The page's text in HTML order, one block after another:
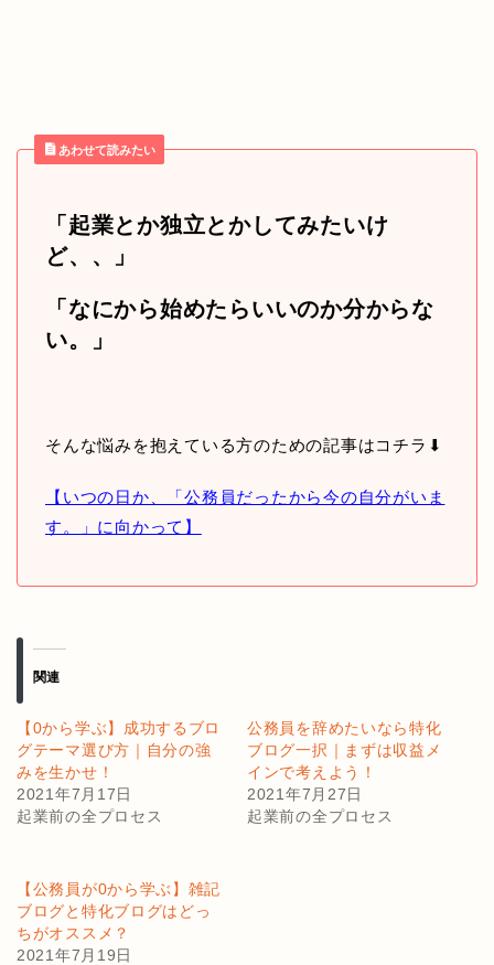
あわせて読みたい
「起業とか独立とかしてみたいけ
ど、、」
「なにから始めたらいいのか分からな
い。」
そんな悩みを抱えている方のための記事はコチラ⬇︎
【いつの日か、「公務員だったから今の自分がいま
す。」に向かって】
関連
【0から学ぶ】成功するブロ
グテーマ選び方｜自分の強
みを生かせ！
2021年7月17日
起業前の全プロセス
公務員を辞めたいなら特化
ブログ一択｜まずは収益メ
インで考えよう！
2021年7月27日
起業前の全プロセス
【公務員が0から学ぶ】雑記
ブログと特化ブログはどっ
ちがオススメ？
2021年7月19日